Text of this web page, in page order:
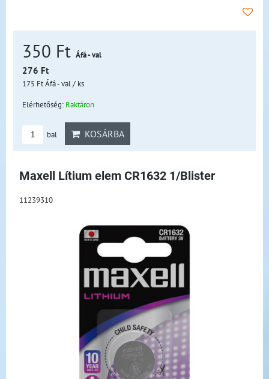
350 Ft Áfá - val
276 Ft
175 FtÁfá - val/ ks
Elérhetőség: Raktáron
bal KOSÁRBA
Maxell Lítium elem CR1632 1/Blister
11239310